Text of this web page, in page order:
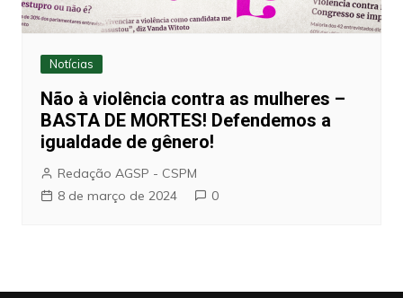
Notícias
Não à violência contra as mulheres –
BASTA DE MORTES! Defendemos a
igualdade de gênero!
Redação AGSP - CSPM
8 de março de 2024
0